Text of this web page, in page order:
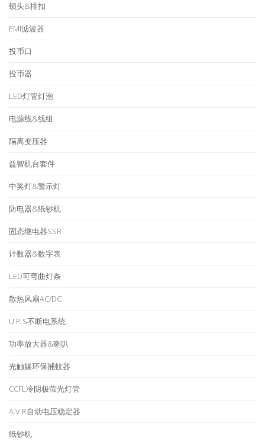
锁头&排扣
EMI滤波器
投币口
投币器
LED灯管灯泡
电源线&线组
隔离变压器
益智机台套件
中奖灯&警示灯
防电器&纸钞机
固态继电器SSR
计数器&数字表
LED可弯曲灯条
散热风扇AC/DC
U.P.S不断电系统
功率放大器&喇叭
光触媒环保捕蚊器
CCFL冷阴极萤光灯管
A.V.R自动电压稳定器
纸钞机